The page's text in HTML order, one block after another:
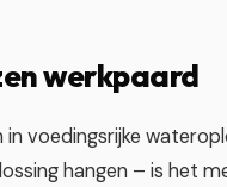
werkpaard
voedingsrijke
hangen – is het